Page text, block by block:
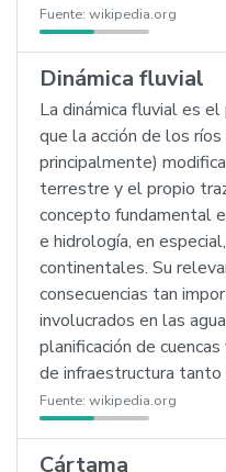
Fuente: wikipedia.org
Dinámica fluvial
La dinámica fluvial es
que la acción de los
principalmente)
terrestre y el propio
concepto fundamental
e hidrología, en
continentales. Su
consecuencias tan
involucrados en las
planificación de
de infraestructura
Fuente: wikipedia.org
Cártama